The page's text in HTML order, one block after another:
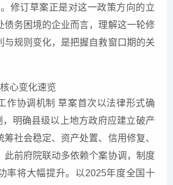
修订草案正是对这一政策方向的立
债务困境的企业而言，理解这一轮修
与规则变化，是把握自救窗口期的关
心变化速览
作协调机制 草案首次以法律形式确
明确县级以上地方政府应建立破产
社会稳定、资产处置、信用修复、
此前府院联动多依赖个案协调，制度
率将大幅提升。以2025年度全国十